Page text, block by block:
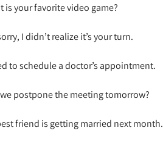
is your favorite video game?
I didn’t realize it’s your turn.
to schedule a doctor’s appointment.
postpone the meeting tomorrow?
friend is getting married next month.